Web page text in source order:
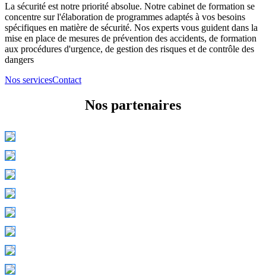
La sécurité est notre priorité absolue. Notre cabinet de formation se
concentre sur l'élaboration de programmes adaptés à vos besoins
spécifiques en matière de sécurité. Nos experts vous guident dans la
mise en place de mesures de prévention des accidents, de formation
aux procédures d'urgence, de gestion des risques et de contrôle des
dangers
Nos servicesContact
Nos partenaires